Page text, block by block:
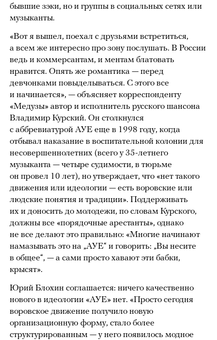
бывшие зэки, но и группы в социальных сетях или
музыканты.
«Вот я вышел, поехал с друзьями встретиться,
а всем же интересно про зону послушать. В России
ведь и коммерсантам, и ментам блатовать
нравится. Опять же романтика — перед
девчонками повыделываться. С этого все
и начинается», — объясняет корреспонденту
«Медузы» автор и исполнитель русского шансона
Владимир Курский. Он столкнулся
с аббревиатурой АУЕ еще в 1998 году, когда
отбывал наказание в воспитательной колонии для
несовершеннолетних (всего у 35-летнего
музыканта — четыре судимости, в тюрьме
он провел 10 лет), но утверждает, что «нет такого
движения или идеологии — есть воровские или
людские понятия и традиции». Поддерживать
их и доносить до молодежи, по словам Курского,
должны все «порядочные арестанты», однако
не все делают это правильно: «Многие начинают
намазывать это на „АУЕ“ и говорить: „Вы несите
в общее“, — а сами просто хавают эти бабки,
крысят».
Юрий Блохин соглашается: ничего качественно
нового в идеологии «АУЕ» нет. «Просто сегодня
воровское движение получило новую
организационную форму, стало более
структурированным — у него появилось модное